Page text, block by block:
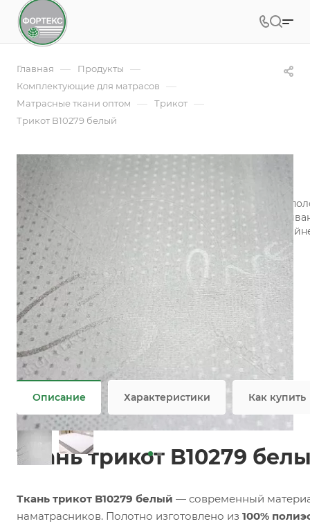
Главная — Продукты —
Комплектующие для матрасов —
Матрасные ткани оптом — Трикот —
Трикот B10279 белый
Трикот B10279 белый
Ткань трикот (100% полиэстер) - эластичное плотное
нанесение рисунка осуществляется печатью.
печати на ткани позволяют создавать настоящие
хлопкового сатина.
Подробности
Заказать
Задать вопрос
Возможны дополнительные опции
Не является публичной офертой
Описание Характеристики Как купить
Ткань трикот B10279
Ткань трикот B10279 белый — современный
наматрасников. Полотно изготовлено из 100%